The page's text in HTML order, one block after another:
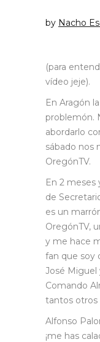
by Nacho
(para
vídeo jeje).
En Aragón
problemón.
abordarlo
sábado nos
OregónTV.
En 2
de
es un
OregónTV,
y me hace
fan que soy
José Miguel
Comando
tantos otros
Alfonso
¡me has